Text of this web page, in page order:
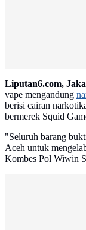
Liputan6.com,
vape mengandung
berisi cairan
bermerek Squid
"Seluruh barang
Aceh untuk
Kombes Pol Wiwin